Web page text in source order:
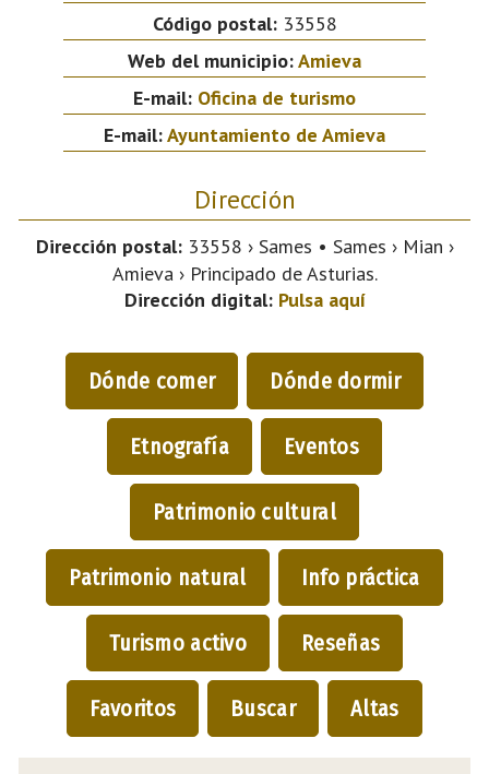
Código postal:33558
Web del municipio:Amieva
E-mail: Oficina de turismo
E-mail:Ayuntamiento de Amieva
Dirección
Dirección postal:33558 › Sames • Sames › Mian ›
Amieva › Principado de Asturias.
Dirección digital: Pulsa aquí
Dónde comer Dónde dormir
Etnografía Eventos
Patrimonio cultural
Patrimonio natural Info práctica
Turismo activo Reseñas
Favoritos Buscar Altas